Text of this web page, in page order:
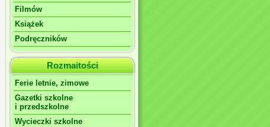
Filmów
Książek
Podręczników
Rozmaitości
Ferie letnie, zimowe
Gazetki szkolne
i przedszkolne
Wycieczki szkolne